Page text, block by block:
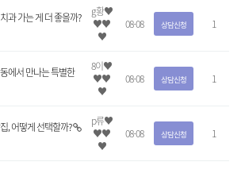
과 가는 게 더 좋을까?
g황♥
♥♥
♥
08-08 상담신청 1
에서 만나는 특별한
8이♥
♥♥
♥
08-08 상담신청 1
, 어떻게 선택할까?
p류♥
♥♥
♥
08-08 상담신청 1